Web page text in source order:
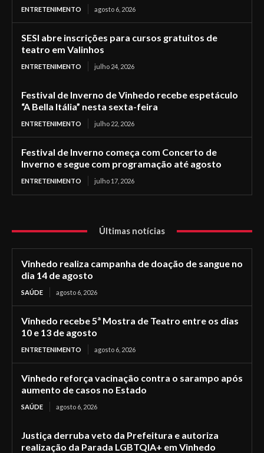
ENTRETENIMENTO agosto 6, 2026
SESI abre inscrições para cursos gratuitos de
teatro em Valinhos
ENTRETENIMENTO julho 24, 2026
Festival de Inverno de Vinhedo recebe espetáculo
“A Bella Itália” nesta sexta-feira
ENTRETENIMENTO julho 22, 2026
Festival de Inverno começa com Concerto de
Inverno e segue com programação até agosto
ENTRETENIMENTO julho 17, 2026
Últimas notícias
Vinhedo realiza campanha de doação de sangue no
dia 14 de agosto
SAÚDE agosto 6, 2026
Vinhedo recebe 5ª Mostra de Teatro entre os dias
10 e 13 de agosto
ENTRETENIMENTO agosto 6, 2026
Vinhedo reforça vacinação contra o sarampo após
aumento de casos no Estado
SAÚDE agosto 6, 2026
Justiça derruba veto da Prefeitura e autoriza
realização da Parada LGBTQIA+ em Vinhedo